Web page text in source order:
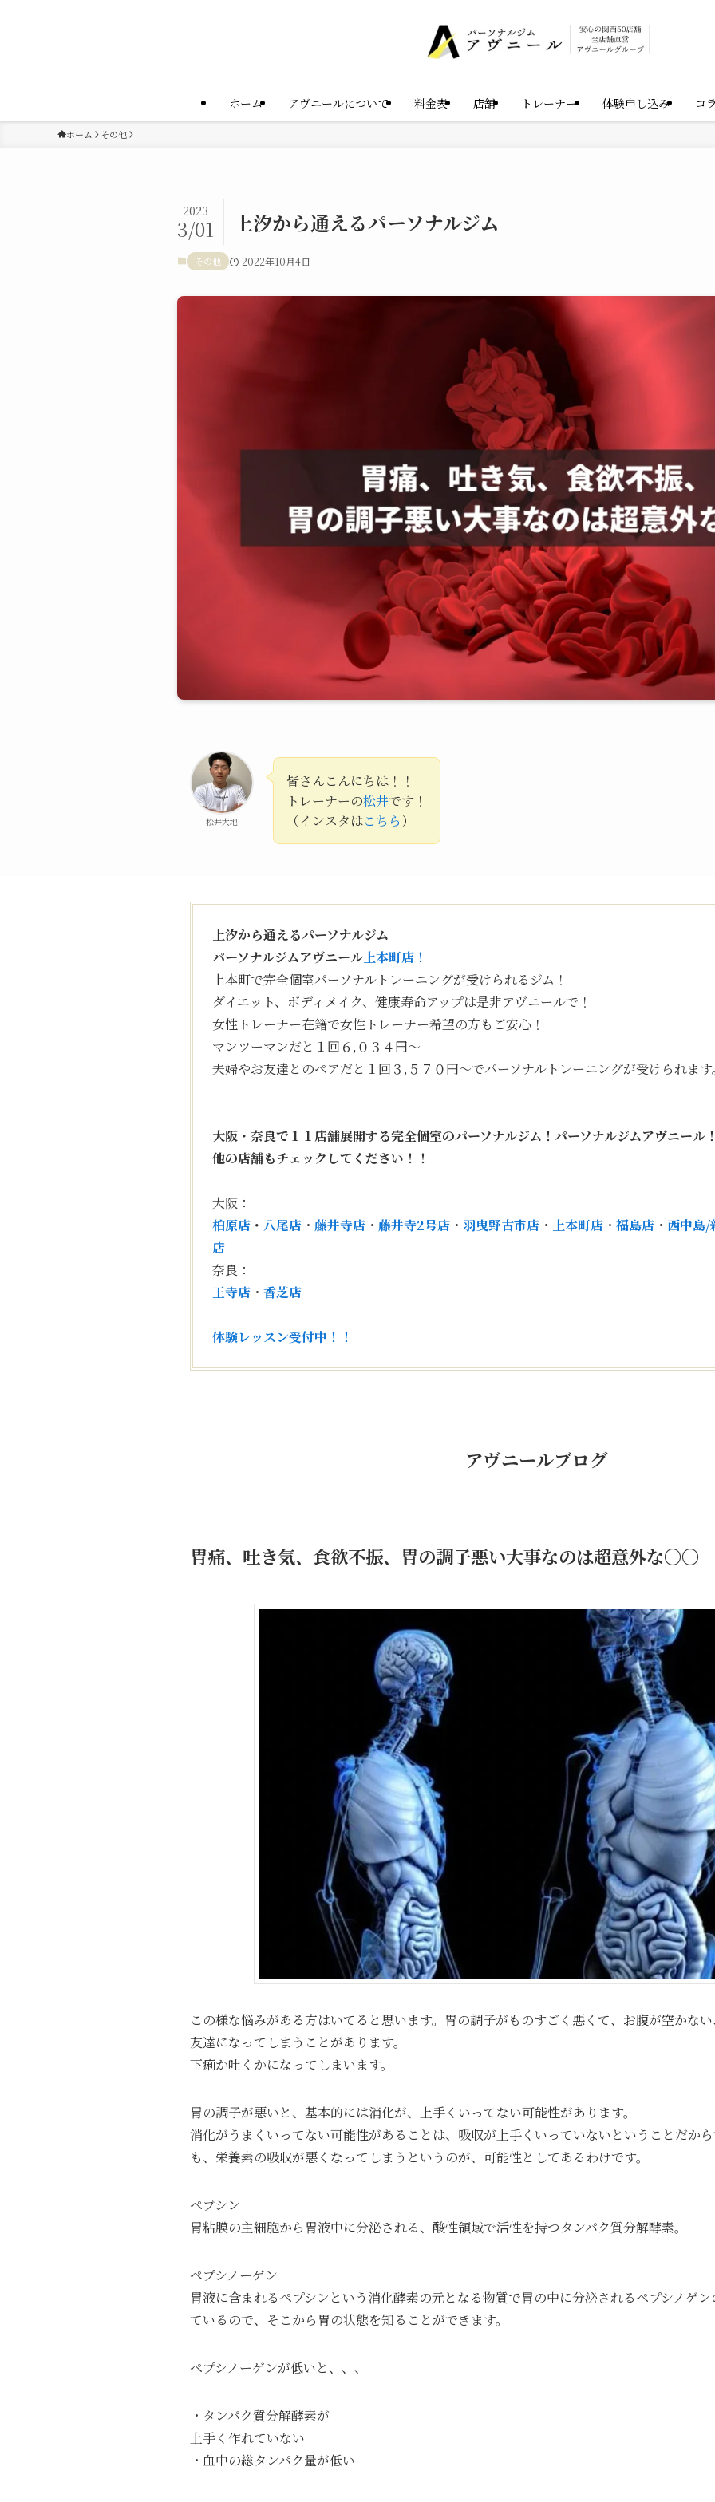
ホーム アヴニールについて 料金表 店舗 トレーナー 体験申し込み コ
ホーム その他
上汐から通えるパーソナルジム
2023
3/01
その他 2022年10月4日
松井大地
皆さんこんにちは！！
トレーナーの松井です！
（インスタはこちら）
上汐から通えるパーソナルジム
パーソナルジムアヴニール 上本町店！
上本町で完全個室パーソナルトレーニングが受けられるジム！
ダイエット、ボディメイク、健康寿命アップは是非アヴニールで！
女性トレーナー在籍で女性トレーナー希望の方もご安心！
マンツーマンだと１回６,０３４円〜
夫婦やお友達とのペアだと１回３,５７０円〜でパーソナルトレーニングが受けられま
大阪・奈良で１１店舗展開する完全個室のパーソナルジム！パーソナルジムアヴニール
他の店舗もチェックしてください！！
大阪：
柏原店 ・ 八尾店 ・ 藤井寺店 ・ 藤井寺2号店 ・ 羽曳野古市店 ・ 上本町店 ・ 福島店 ・ 西中島/
店
奈良：
王寺店 ・ 香芝店
体験レッスン受付中！！
アヴニールブログ
胃痛、吐き気、食欲不振、胃の調子悪い大事なのは超意外な〇〇
この様な悩みがある方はいてると思います。胃の調子がものすごく悪くて、お腹が空かな
友達になってしまうことがあります。
下痢か吐くかになってしまいます。
胃の調子が悪いと、基本的には消化が、上手くいってない可能性があります。
消化がうまくいってない可能性があることは、吸収が上手くいっていないということだか
も、栄養素の吸収が悪くなってしまうというのが、可能性としてあるわけです。
ペプシン
胃粘膜の主細胞から胃液中に分泌される、酸性領域で活性を持つタンパク質分解酵素。
ペプシノーゲン
胃液に含まれるペプシンという消化酵素の元となる物質で胃の中に分泌されるペプシノゲ
ているので、そこから胃の状態を知ることができます。
ペプシノーゲンが低いと、、、
・タンパク質分解酵素が
上手く作れていない
・血中の総タンパク量が低い